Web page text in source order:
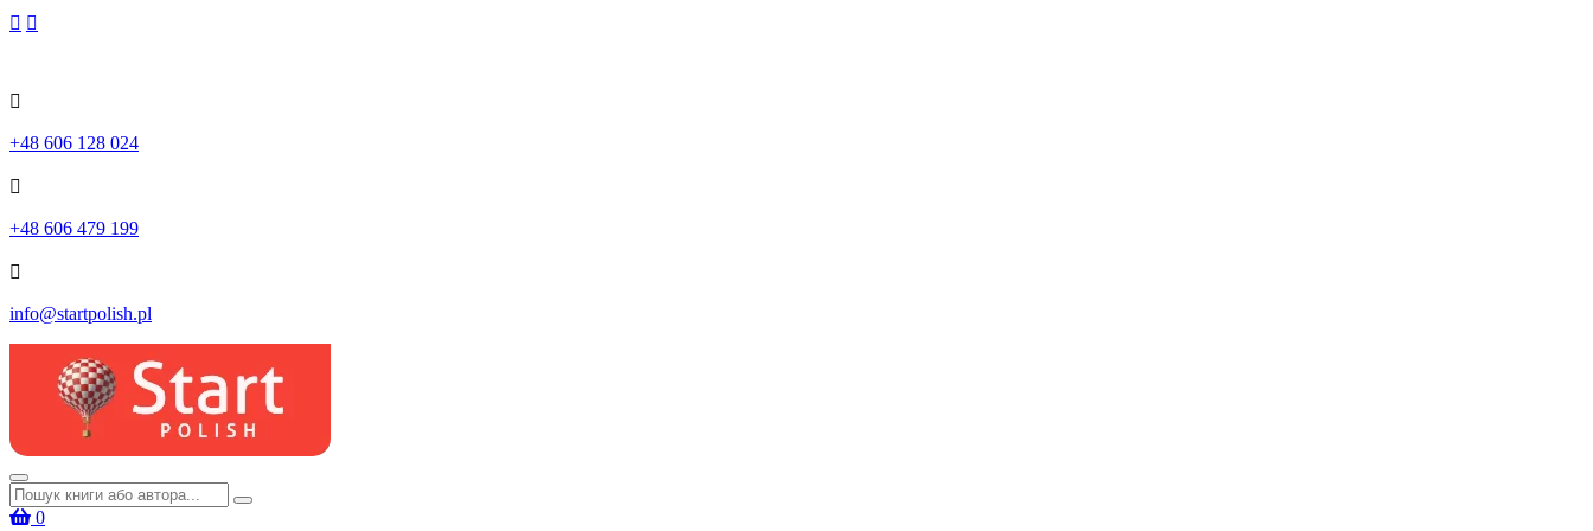
Skip
+48 606 128 024
+48 606 479 199
info@startpolish.pl
Шукати:
0